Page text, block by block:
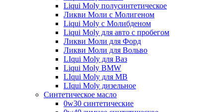
Liqui Moly полусинтетическое
Ликви Моли с Молигеном
Liqui Moly с Молибденом
Liqui Moly для авто с пробегом
Ликви Моли для Форд
Ликви Моли для Вольво
LIqui Moly для Ваз
Liqui Moly BMW
LIqui Moly для MB
LIqui Moly дизельное
Синтетическое масло
0w30 синтетические